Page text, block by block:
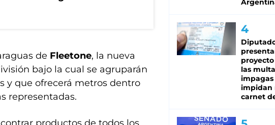
de Fleetone, la nueva
bajo la cual se agruparán
y que ofrecerá metros dentro
representadas.
las
impagas
impidan
carnet